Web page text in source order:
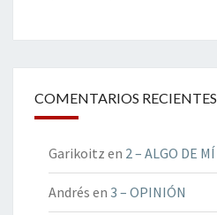
COMENTARIOS RECIENTES
Garikoitz en 2 – ALGO DE MÍ
Andrés en 3 – OPINIÓN